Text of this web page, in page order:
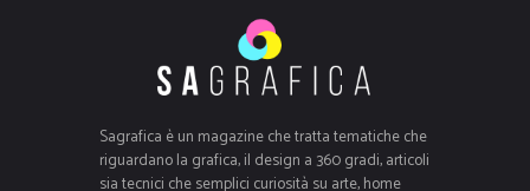
Sagrafica è un magazine che tratta tematiche che
riguardano la grafica, il design a 360 gradi, articoli
sia tecnici che semplici curiosità su arte, home